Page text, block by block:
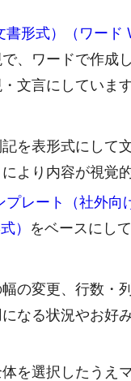
形式）（ワー
、ワードで作成
文言にしています
を表形式にして
より内容が視覚
プレート（社外向
） をベースにし
の変更、行数・
なる状況やお好
を選択したうえ